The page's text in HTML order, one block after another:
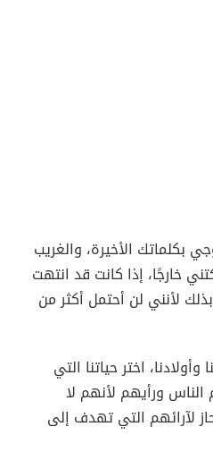
بكلماتك الأخيرة، والغريب
خارجًا، إذا كانت قد انتهت
لأنني لن أحتمل أكثر من
وأولادنا، اختر حياتنا التي
الناس ورأيهم لأنهم لا
لآرائهم التي تهدف إلى